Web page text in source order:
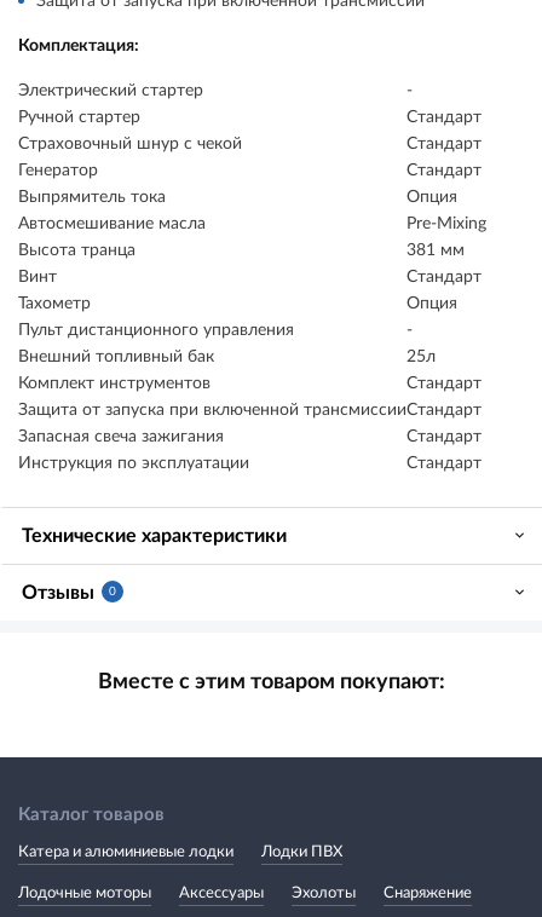
Комплектация:
Электрический стартер
-
Ручной стартер
Стандарт
Страховочный шнур с чекой
Стандарт
Генератор
Стандарт
Выпрямитель тока
Опция
Автосмешивание масла
Pre-Mixing
Высота транца
381 мм
Винт
Стандарт
Тахометр
Опция
Пульт дистанционного управления
-
Внешний топливный бак
25л
Комплект инструментов
Стандарт
Защита от запуска при включенной трансмиссииСтандарт
Запасная свеча зажигания
Стандарт
Инструкция по эксплуатации
Стандарт
Технические характеристики
Отзывы 0
Вместе с этим товаром покупают:
Каталог товаров
Катера и алюминиевые лодки Лодки ПВХ
Лодочные моторы Аксессуары Эхолоты Снаряжение